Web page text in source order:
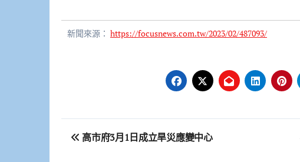
新聞來源： https://focusnews.com.tw/2023/02/487093/
文 高市府3月1日成立旱災應變中心